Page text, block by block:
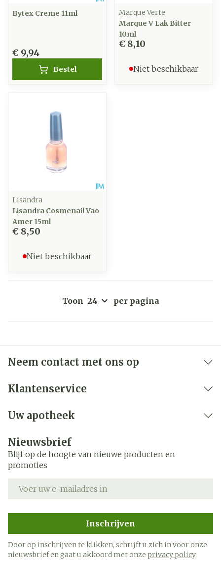
Bytex Creme 11ml
€ 9,94
Bestel
Marque Verte
Marque V Lak Bitter
10ml
€ 8,10
Niet beschikbaar
Lisandra
Lisandra Cosmenail Vao
Amer 15ml
€ 8,50
Niet beschikbaar
Toon per pagina
Neem contact met ons op
Klantenservice
Uw apotheek
Nieuwsbrief
Blijf op de hoogte van nieuwe producten en
promoties
Inschrijven
Door op inschrijven te klikken, schrijft u zich in voor onze
nieuwsbrief en gaat u akkoord met onze privacy policy.